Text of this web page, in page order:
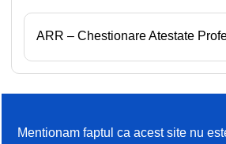
ARR – Chestionare Atestate
Mentionam faptul ca acest site nu